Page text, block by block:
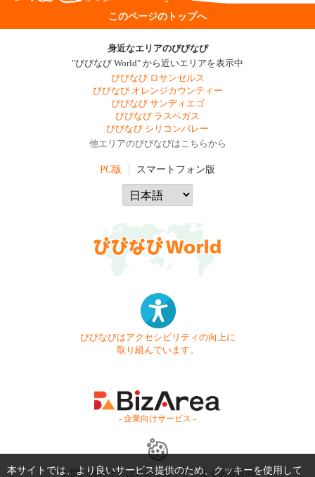
このページのトップへ
身近なエリアのびびなび
"びびなび World" から近いエリアを表示中
びびなび ロサンゼルス
びびなび オレンジカウンティー
びびなび サンディエゴ
びびなび ラスベガス
びびなび シリコンバレー
他エリアのびびなびはこちらから
PC版 スマートフォン版
びびなびはアクセシビリティの向上に
取り組んでいます。
- 企業向けサービス -
お問い合わせ はじめてガイド よくある質問
本サイトでは、より良いサービス提供のため、クッキーを使用して